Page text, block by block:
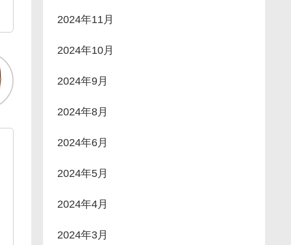
2024年11月
2024年10月
2024年9月
2024年8月
2024年6月
2024年5月
2024年4月
2024年3月